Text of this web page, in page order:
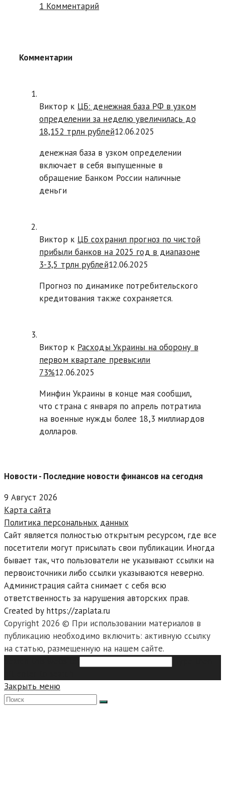
1 Комментарий
Комментарии
Виктор к ЦБ: денежная база РФ в узком
определении за неделю увеличилась до
18,152 трлн рублей12.06.2025
денежная база в узком определении
включает в себя выпущенные в
обращение Банком России наличные
деньги
Виктор к ЦБ сохранил прогноз по чистой
прибыли банков на 2025 год в диапазоне
3-3,5 трлн рублей12.06.2025
Прогноз по динамике потребительского
кредитования также сохраняется.
Виктор к Расходы Украины на оборону в
первом квартале превысили
73%12.06.2025
Минфин Украины в конце мая сообщил,
что страна с января по апрель потратила
на военные нужды более 18,3 миллиардов
долларов.
Новости - Последние новости финансов на сегодня
9 Август 2026
Карта сайта
Политика персональных данных
Сайт является полностью открытым ресурсом, где все
посетители могут присылать свои публикации. Иногда
бывает так, что пользователи не указывают ссылки на
первоисточники либо ссылки указываются неверно.
Администрация сайта снимает с себя всю
ответственность за нарушения авторских прав.
Created by https://zaplata.ru
Copyright 2026 © При использовании материалов в
публикацию необходимо включить: активную ссылку
на статью, размещенную на нашем сайте.
Закрыть меню